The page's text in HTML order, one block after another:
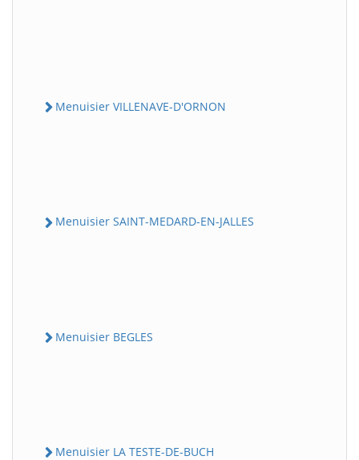
Menuisier VILLENAVE-D'ORNON
Menuisier SAINT-MEDARD-EN-JALLES
Menuisier BEGLES
Menuisier LA TESTE-DE-BUCH